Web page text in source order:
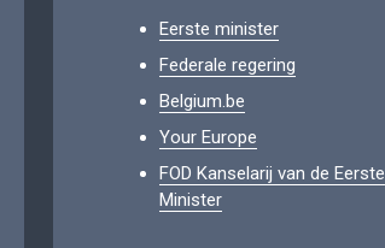
Eerste minister
Federale regering
Belgium.be
Your Europe
FOD Kanselarij van de Eerste
Minister